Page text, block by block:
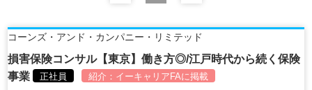
コーンズ・アンド・カンパニー・リミテッド
損害保険コンサル【東京】働き方◎/江戸時代から続く保険
事業
正社員 紹介： イーキャリアFAに掲載